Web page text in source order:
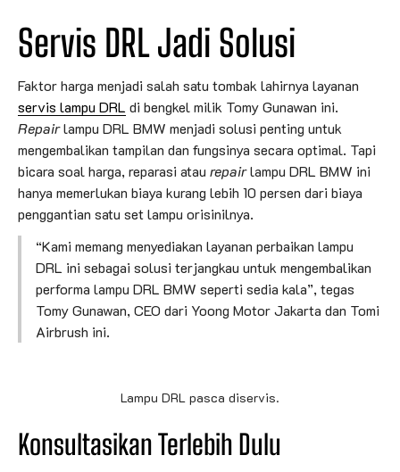
Servis DRL Jadi Solusi
Faktor harga menjadi salah satu tombak lahirnya layanan
servis lampu DRL di bengkel milik Tomy Gunawan ini.
Repairlampu DRL BMW menjadi solusi penting untuk
mengembalikan tampilan dan fungsinya secara optimal. Tapi
bicara soal harga, reparasi atau repairlampu DRL BMW ini
hanya memerlukan biaya kurang lebih 10 persen dari biaya
penggantian satu set lampu orisinilnya.
“Kami memang menyediakan layanan perbaikan lampu
DRL ini sebagai solusi terjangkau untuk mengembalikan
performa lampu DRL BMW seperti sedia kala”, tegas
Tomy Gunawan, CEO dari Yoong Motor Jakarta dan Tomi
Airbrush ini.
Lampu DRL pasca diservis.
Konsultasikan Terlebih Dulu